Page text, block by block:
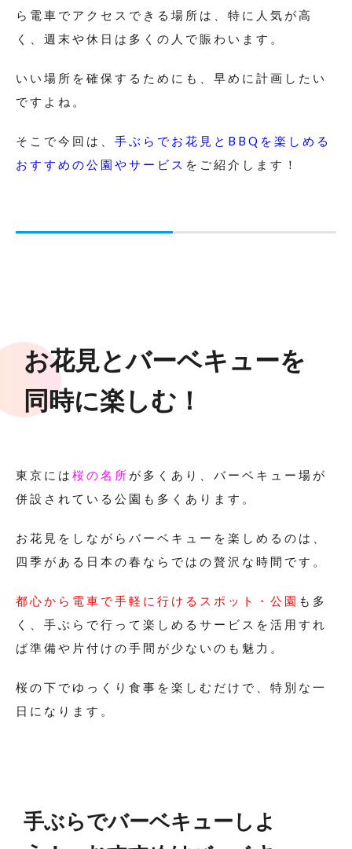
ら電車でアクセスできる場所は、特に人気が高
く、週末や休日は多くの人で賑わいます。
いい場所を確保するためにも、早めに計画したい
ですよね。
そこで今回は、 手ぶらでお花見とBBQを楽しめる
おすすめの公園やサービス をご紹介します！
お花見とバーベキューを
同時に楽しむ！
東京には 桜の名所 が多くあり、バーベキュー場が
併設されている公園も多くあります。
お花見をしながらバーベキューを楽しめるのは、
四季がある日本の春ならではの贅沢な時間です。
都心から電車で手軽に行けるスポット・公園 も多
く、手ぶらで行って楽しめるサービスを活用すれ
ば準備や片付けの手間が少ないのも魅力。
桜の下でゆっくり食事を楽しむだけで、特別な一
日になります。
手ぶらでバーベキューしよ